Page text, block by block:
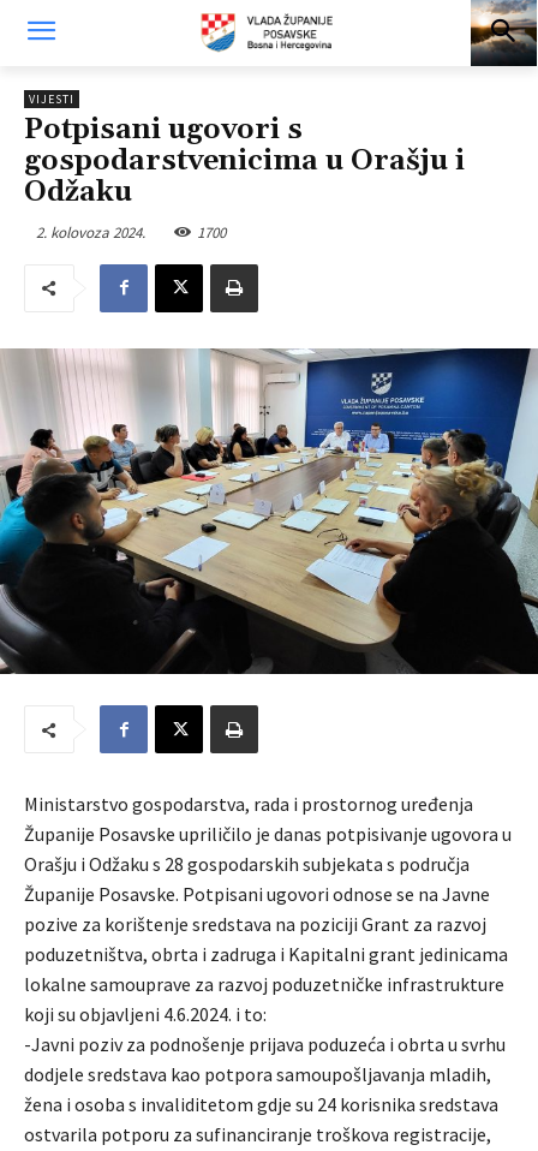
VIJESTI
Potpisani ugovori s
gospodarstvenicima u Orašju i
Odžaku
2. kolovoza 2024. 1700
Ministarstvo gospodarstva, rada i prostornog uređenja
Županije Posavske upriličilo je danas potpisivanje ugovora u
Orašju i Odžaku s 28 gospodarskih subjekata s područja
Županije Posavske. Potpisani ugovori odnose se na Javne
pozive za korištenje sredstava na poziciji Grant za razvoj
poduzetništva, obrta i zadruga i Kapitalni grant jedinicama
lokalne samouprave za razvoj poduzetničke infrastrukture
koji su objavljeni 4.6.2024. i to:
-Javni poziv za podnošenje prijava poduzeća i obrta u svrhu
dodjele sredstava kao potpora samoupošljavanja mladih,
žena i osoba s invaliditetom gdje su 24 korisnika sredstava
ostvarila potporu za sufinanciranje troškova registracije,